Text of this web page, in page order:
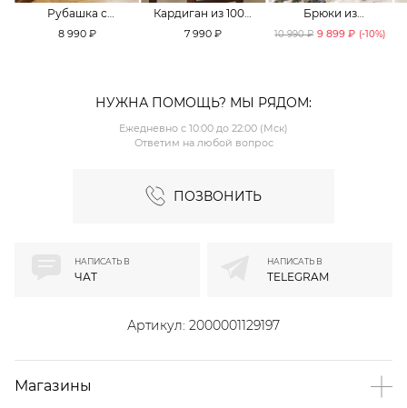
Рубашка с
принтом «клетка»
8 990 ₽
Кардиган из 100%
хлопка TOPTOP
7 990 ₽
Брюки из
смесового хлопка
10 990 ₽ 9 899 ₽ (-10%)
НУЖНА ПОМОЩЬ? МЫ РЯДОМ:
ПОЗВОНИТЬ
Ежедневно с 10:00 до 22:00 (Мск)
Ответим на любой вопрос
Артикул: 2000001129197
НАПИСАТЬ В
ЧАТ
НАПИСАТЬ В
TELEGRAM
Магазины